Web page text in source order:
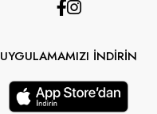
UYGULAMAMIZI İNDİRİN